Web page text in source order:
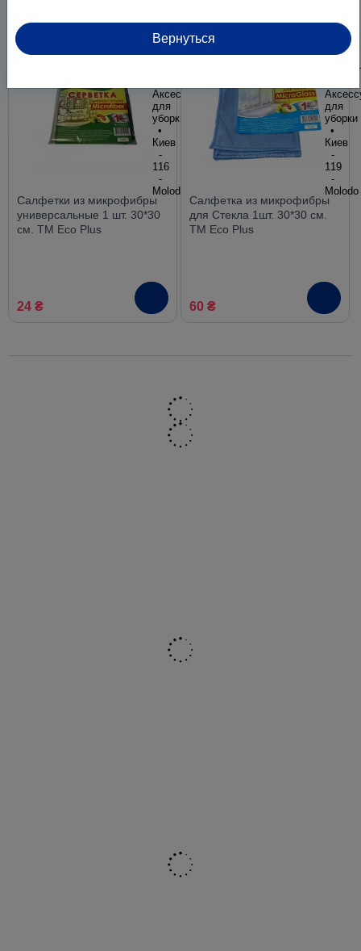
Салфетки из микрофибры
универсальные 1 шт. 30*30
см. ТМ Eco Plus
24 ₴
Салфетка из микрофибры
для Стекла 1шт. 30*30 см.
ТМ Eco Plus
60 ₴
Вернуться